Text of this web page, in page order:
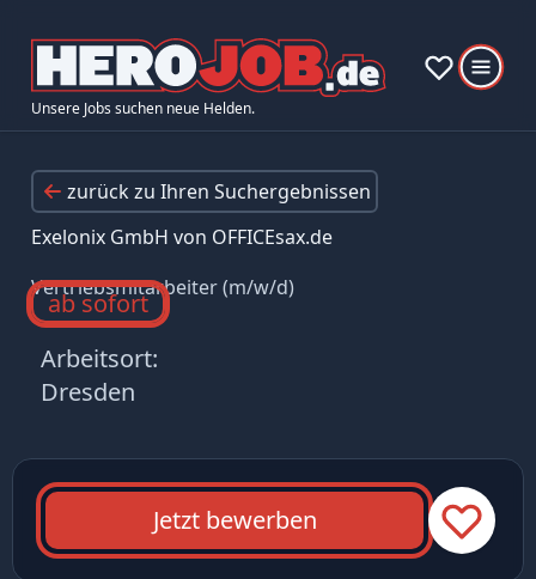
Unsere Jobs suchen neue Helden.
zurück zu Ihren Suchergebnissen
Exelonix GmbH von OFFICEsax.de
Vertriebsmitarbeiter (m/w/d)
ab sofort
Arbeitsort:
Dresden
Jetzt bewerben